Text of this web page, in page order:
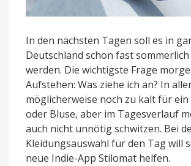
In den nächsten Tagen soll es in
Deutschland schon fast
werden. Die wichtigste Frage
Aufstehen: Was ziehe ich an? In
möglicherweise noch zu kalt für
oder Bluse, aber im Tagesverlauf
auch nicht unnötig schwitzen. Bei
Kleidungsauswahl für den Tag will
neue Indie-App Stilomat helfen.